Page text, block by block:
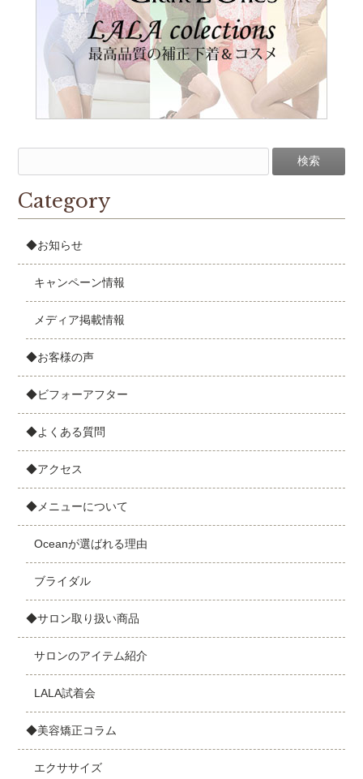
Category
◆お知らせ
キャンペーン情報
メディア掲載情報
◆お客様の声
◆ビフォーアフター
◆よくある質問
◆アクセス
◆メニューについて
Oceanが選ばれる理由
ブライダル
◆サロン取り扱い商品
サロンのアイテム紹介
LALA試着会
◆美容矯正コラム
エクササイズ